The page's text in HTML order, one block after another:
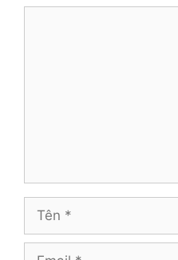
Tên
Email